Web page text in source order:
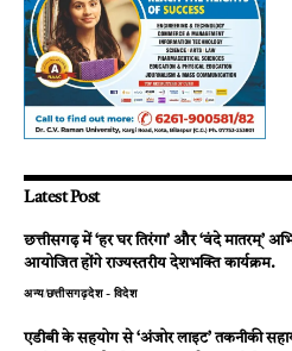
Latest Post
छत्तीसगढ़ में ‘हर घर तिरंगा’ और ‘वंदे मातरम्’
आयोजित होंगे राज्यस्तरीय देशभक्ति कार्यक्रम.
अन्यछत्तीसगढ़देश - विदेश
एडीबी के सहयोग से ‘अंजोर लाइट’ तकनीकी